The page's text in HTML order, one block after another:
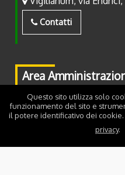
Contatti
Area
Piazza Fiera, 2 - 38122
Contatti
Questo sito utilizza solo
funzionamento del sito e
il potere identificativo dei
privacy.